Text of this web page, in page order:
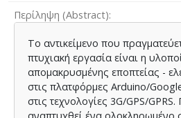
Περίληψη (Abstract)
Το αντικείμενο που
πτυχιακή εργασία είναι η
απομακρυσμένης εποπτείας -
στις πλατφόρμες Arduino/
στις τεχνολογίες 3G/GPS/